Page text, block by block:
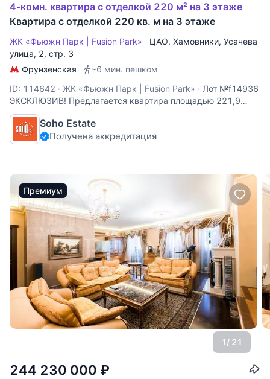
4-комн. квартира с отделкой 220 м² на 3 этаже
Квартира с отделкой 220 кв. м на 3 этаже
ЖК «Фьюжн Парк | Fusion Park» ЦАО, Хамовники, Усачева
улица, 2, стр. 3
Фрунзенская
~6 мин. пешком
ID: 114642 · ЖК «Фьюжн Парк | Fusion Park» · Лот №f14936
ЭКСКЛЮЗИВ! Предлагается квартира площадью 221,9
кв.м. с отделкой и встроенной мебелью. Планировка:
гостиная, кухня, спальня с ванной комнатой, 2 спальни,
ванная комната, гардеробная комната, гостевой с/узел. 6
Soho Estate
Получена аккредитация
Премиум
1/ 21
244 230 000 ₽